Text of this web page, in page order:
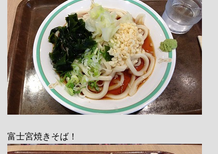
富士宮焼きそば！